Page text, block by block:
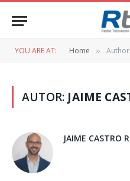
YOU ARE AT: Home »
AUTOR: JAIME
JAIME CASTRO